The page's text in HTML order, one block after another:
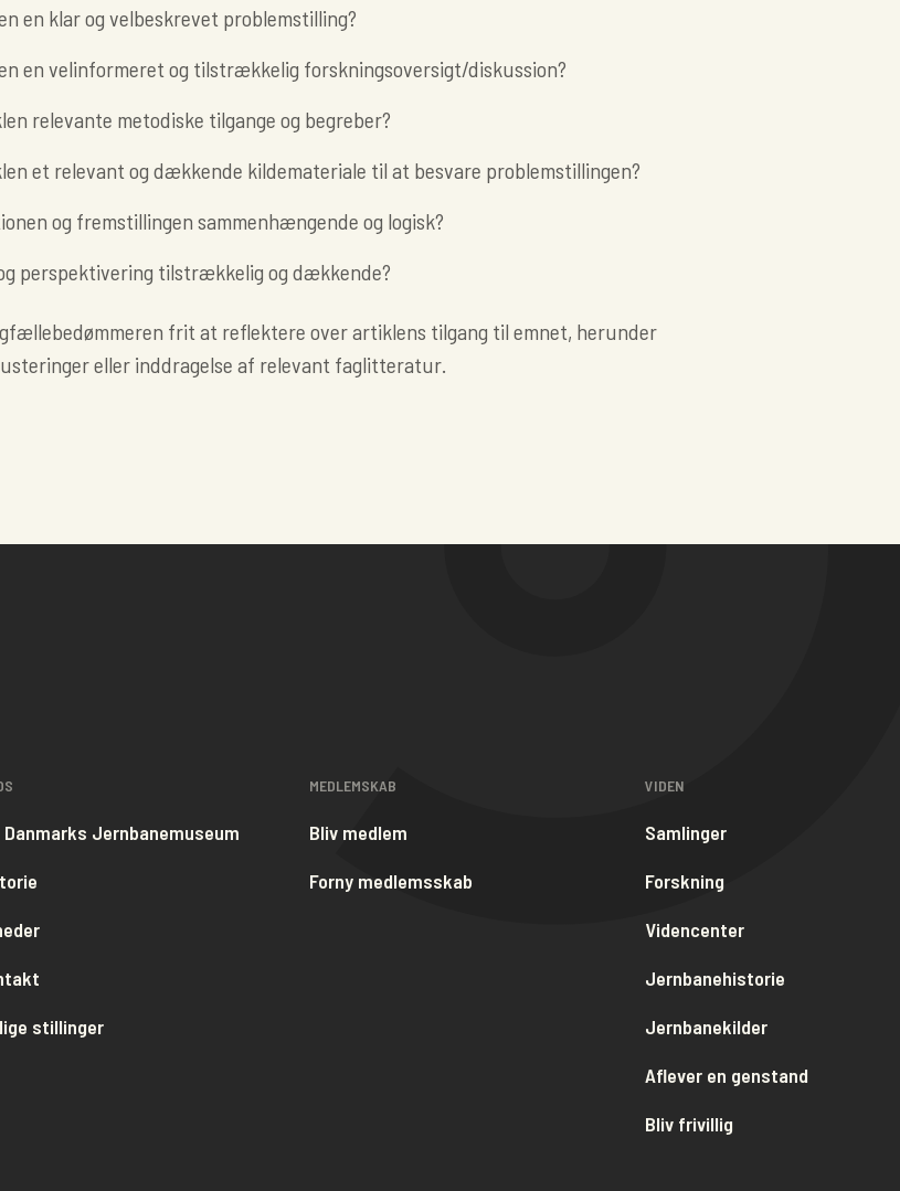
en klar og velbeskrevet problemstilling?
en velinformeret og tilstrækkelig forskningsoversigt/diskussion?
relevante metodiske tilgange og begreber?
et relevant og dækkende kildemateriale til at besvare problemstillingen?
og fremstillingen sammenhængende og logisk?
perspektivering tilstrækkelig og dækkende?
frit at reflektere over artiklens tilgang til emnet, herunder
eller inddragelse af relevant faglitteratur.
Danmarks Jernbanemuseum
stillinger
MEDLEMSKAB
Bliv medlem
Forny medlemsskab
VIDEN
Samlinger
Forskning
Videncenter
Jernbanehistorie
Jernbanekilder
Aflever en genstand
Bliv frivillig